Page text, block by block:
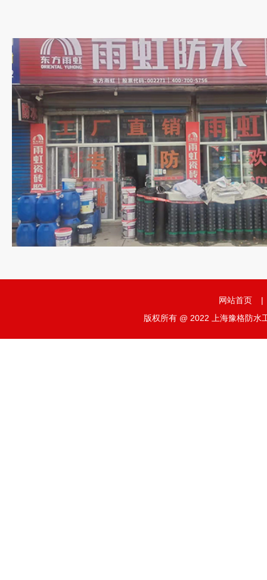
网站首页
|
版权所有 @ 2022 上海豫格防水